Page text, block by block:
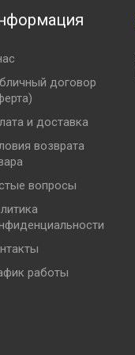
договор
и доставка
возврата
вопросы
работы